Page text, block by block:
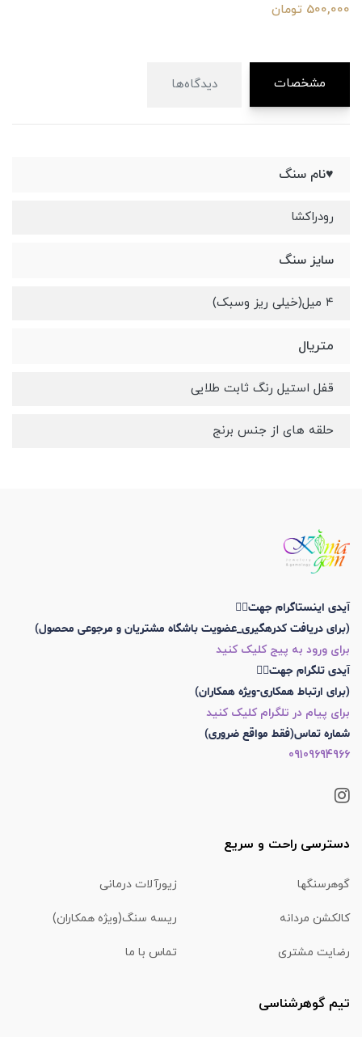
500,000 تومان
مشخصات دیدگاه‌ها
♥️نام سنگ
رودراکشا
سایز سنگ
۴ میل(خیلی ریز و‌سبک)
متریال
قفل استیل رنگ ثابت طلایی
حلقه های از جنس برنج
آیدی اینستاگرام جهت👇🏼
(برای دریافت کدرهگیری_عضویت باشگاه مشتریان و مرجوعی محصول)
برای ورود به پیج کلیک کنید
آیدی تلگرام جهت👇🏼
(برای ارتباط همکاری-ویژه همکاران)
برای پیام در تلگرام کلیک کنید
شماره تماس(فقط مواقع ضروری)
09109694966
دسترسی راحت و سریع
گوهرسنگها زیورآلات درمانی
کالکشن مردانه ریسه سنگ(ویژه همکاران)
رضایت مشتری تماس با ما
تیم گوهرشناسی